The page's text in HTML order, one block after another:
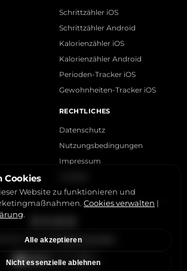
Schrittzähler iOS
Schrittzähler Android
Kalorienzähler iOS
Kalorienzähler Android
Perioden-Tracker iOS
Gewohnheiten-Tracker iOS
RECHTLICHES
Datenschutz
Nutzungsbedingungen
Impressum
© 2015-2026Cookies verwalten
Cookies
Website zu funktionieren und
Cookies verwalten |
.
Alle akzeptieren
Nicht essenzielle ablehnen